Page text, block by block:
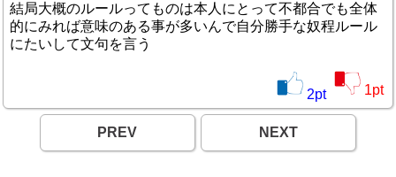
結局大概のルールってものは本人にとって不都合でも全体
的にみれば意味のある事が多いんで自分勝手な奴程ルール
にたいして文句を言う
2pt 1pt
PREV NEXT